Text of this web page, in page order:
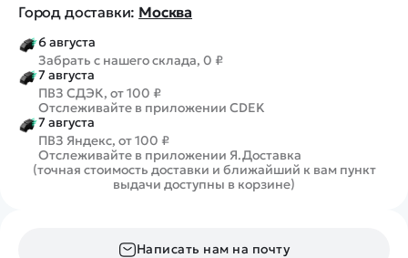
Город доставки: Москва
6 августа
Забрать с нашего склада, 0 ₽
7 августа
ПВЗ СДЭК, от 100 ₽
Отслеживайте в приложении CDEK
7 августа
ПВЗ Яндекс, от 100 ₽
Отслеживайте в приложении Я.Доставка
(точная стоимость доставки и ближайший к вам пункт
выдачи доступны в корзине)
Написать нам на почту